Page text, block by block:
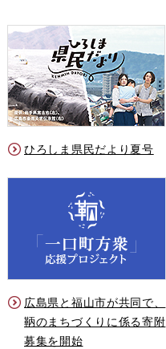
ひろしま県民だより夏号
広島県と福山市が共同で、
鞆のまちづくりに係る寄附
募集を開始